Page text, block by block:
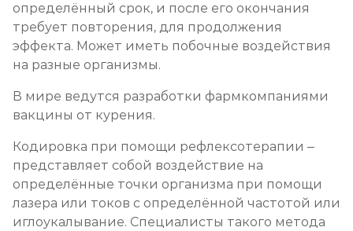
определённый срок, и после его окончания
требует повторения, для продолжения
эффекта. Может иметь побочные воздействия
на разные организмы.
В мире ведутся разработки фармкомпаниями
вакцины от курения.
Кодировка при помощи рефлексотерапии –
представляет собой воздействие на
определённые точки организма при помощи
лазера или токов с определённой частотой или
иглоукалывание. Специалисты такого метода